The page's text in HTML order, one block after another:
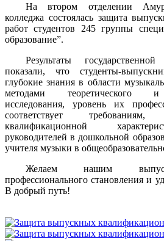
На втором отделении
колледжа состоялась защита
работ студентов 245 группы
образование”.
Результаты
показали, что студенты-
глубокие знания в области
методами теоретического и
исследования, уровень их
соответствует
квалификационной
руководителей в дошкольной
учителя музыки в
Желаем нашим
профессионального становления и
В добрый путь!